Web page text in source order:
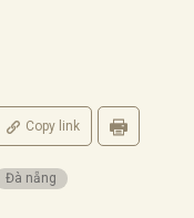
Copy link
Đà nẵng